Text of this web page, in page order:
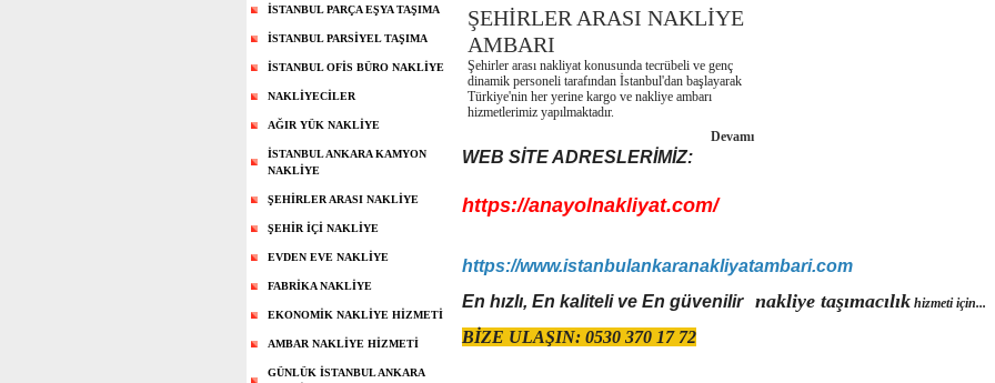
İSTANBUL PARÇA EŞYA TAŞIMA
İSTANBUL PARSİYEL TAŞIMA
İSTANBUL OFİS BÜRO NAKLİYE
NAKLİYECİLER
AĞIR YÜK NAKLİYE
İSTANBUL ANKARA KAMYON
NAKLİYE
ŞEHİRLER ARASI NAKLİYE
ŞEHİR İÇİ NAKLİYE
EVDEN EVE NAKLİYE
FABRİKA NAKLİYE
EKONOMİK NAKLİYE HİZMETİ
AMBAR NAKLİYE HİZMETİ
GÜNLÜK İSTANBUL ANKARA
ŞEHİRLER ARASI NAKLİYE
AMBARI
Şehirler arası nakliyat konusunda tecrübeli ve genç
dinamik personeli tarafından İstanbul'dan başlayarak
Türkiye'nin her yerine kargo ve nakliye ambarı
hizmetlerimiz yapılmaktadır.
Devamı
WEB SİTE ADRESLERİMİZ:
https://anayolnakliyat.com/
https://www.istanbulankaranakliyatambari.com
En hızlı, En kaliteli ve En güvenilir nakliye taşımacılık hizmeti için...
BİZE ULAŞIN: 0530 370 17 72